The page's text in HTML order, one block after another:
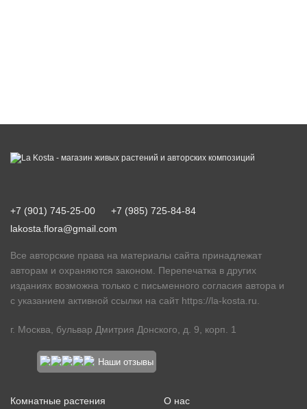
+7 (901) 745-25-00
+7 (985) 725-84-84
lakosta.flora@gmail.com
Все авторские права на материалы сайта принадлежат
авторам и охраняются законом. Перепечатка в других
изданиях возможна только с письменного согласия автора и
с указанием активной ссылки на сайт https://la-kosta.ru
г. Москва, бульвар Дмитрия Донского, д. 9, корп. 1
Наши отзывы
Комнатные растения
О нас